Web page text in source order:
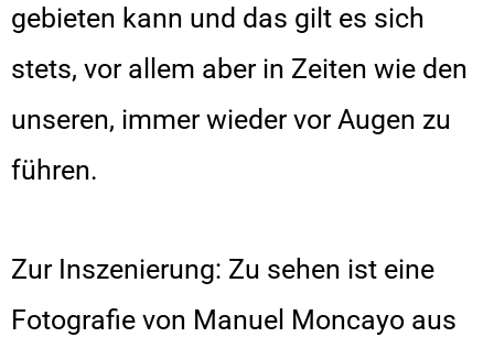
gebieten kann und das gilt es sich
stets, vor allem aber in Zeiten wie den
unseren, immer wieder vor Augen zu
führen.
Zur Inszenierung: Zu sehen ist eine
Fotografie von Manuel Moncayo aus